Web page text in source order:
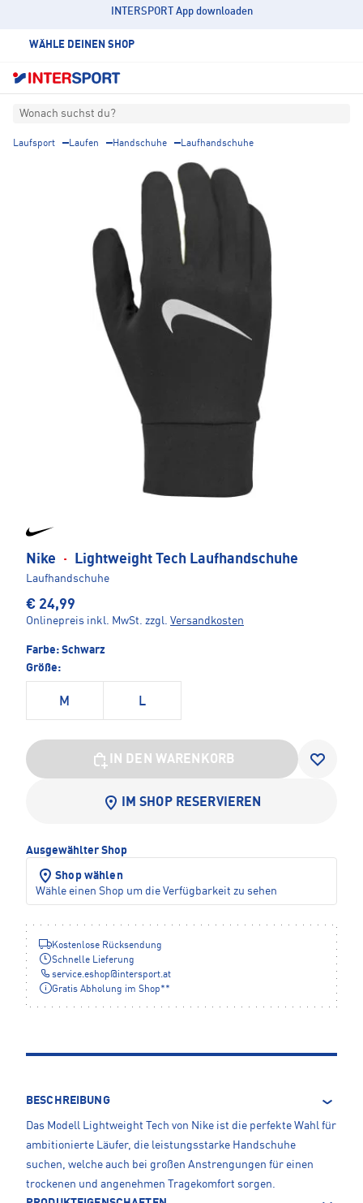
INTERSPORT App downloaden
WÄHLE DEINEN SHOP
Wonach suchst du?
Laufsport Laufen Handschuhe Laufhandschuhe
Nike · Lightweight Tech Laufhandschuhe
Laufhandschuhe
€ 24,99
Onlinepreis inkl. MwSt. zzgl. Versandkosten
Farbe: Schwarz
Größe:
M L
IN DEN WARENKORB
IM SHOP RESERVIEREN
Ausgewählter Shop
Shop wählen
Wähle einen Shop um die Verfügbarkeit zu sehen
Kostenlose Rücksendung
Schnelle Lieferung
service.eshop@ intersport.at
Gratis Abholung im Shop**
BESCHREIBUNG
Das Modell Lightweight Tech von Nike ist die perfekte Wahl für
ambitionierte Läufer, die leistungsstarke Handschuhe
suchen, welche auch bei großen Anstrengungen für einen
trockenen und angenehmen Tragekomfort sorgen.